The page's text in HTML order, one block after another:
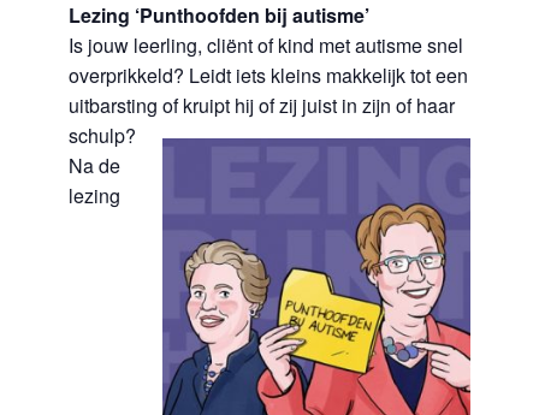
Lezing ‘Punthoofden bij autisme’
Is jouw leerling, cliënt of kind met autisme snel
overprikkeld? Leidt iets kleins makkelijk tot een
uitbarsting of kruipt hij of zij juist in zijn ofhaar
schulp?
Na de
lezing